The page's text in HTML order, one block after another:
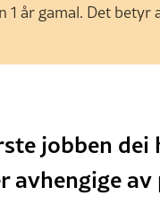
1 år gamal. Det
jobben
avhengige